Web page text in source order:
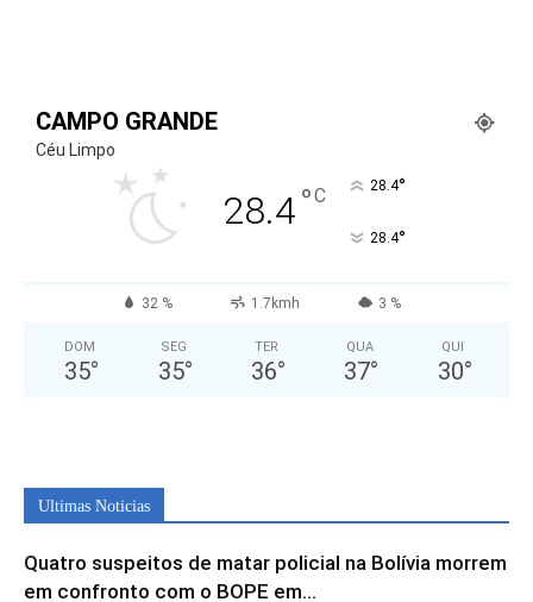
CAMPO GRANDE
Céu Limpo
28.4°C 28.4°
28.4°
32 % 1.7kmh 3 %
DOM
35°
SEG
35°
TER
36°
QUA
37°
QUI
30°
Ultimas Noticias
Quatro suspeitos de matar policial na Bolívia morrem
em confronto com o BOPE em...